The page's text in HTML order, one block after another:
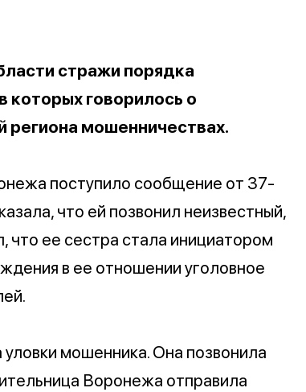
стражи порядка
которых говорилось о
мошенничествах.
поступило сообщение от 37-
что ей позвонил неизвестный,
что ее сестра стала инициатором
в ее отношении уголовное
мошенника. Она позвонила
Воронежа отправила